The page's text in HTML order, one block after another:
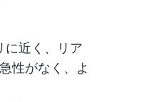
に近く、リア
性がなく、よ